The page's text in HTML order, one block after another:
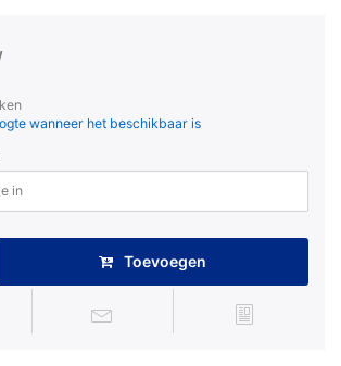
wanneer het beschikbaar is
Toevoegen